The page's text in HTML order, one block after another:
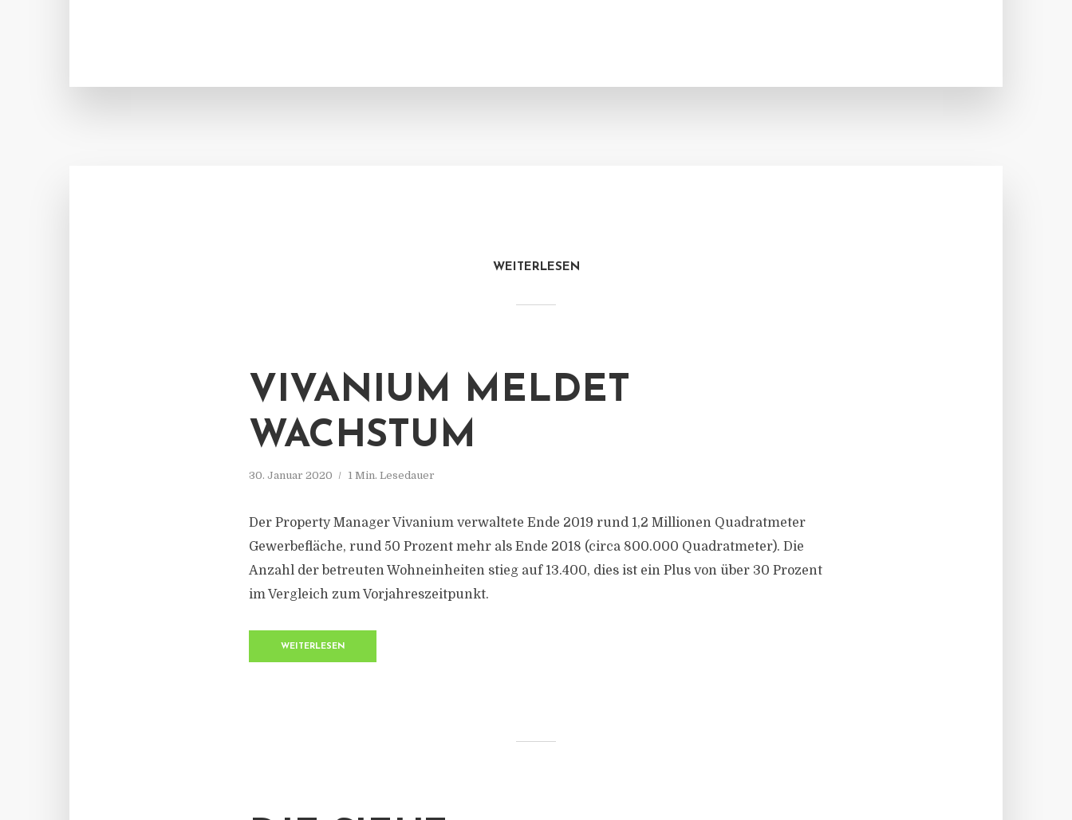
WEITERLESEN
VIVANIUM MELDET
WACHSTUM
30. Januar 2020 1 Min. Lesedauer
Der Property Manager Vivanium verwaltete Ende 2019 rund 1,2 Millionen Quadratmeter
Gewerbefläche, rund 50 Prozent mehr als Ende 2018 (circa 800.000 Quadratmeter). Die
Anzahl der betreuten Wohneinheiten stieg auf 13.400, dies ist ein Plus von über 30 Prozent
im Vergleich zum Vorjahreszeitpunkt.
WEITERLESEN